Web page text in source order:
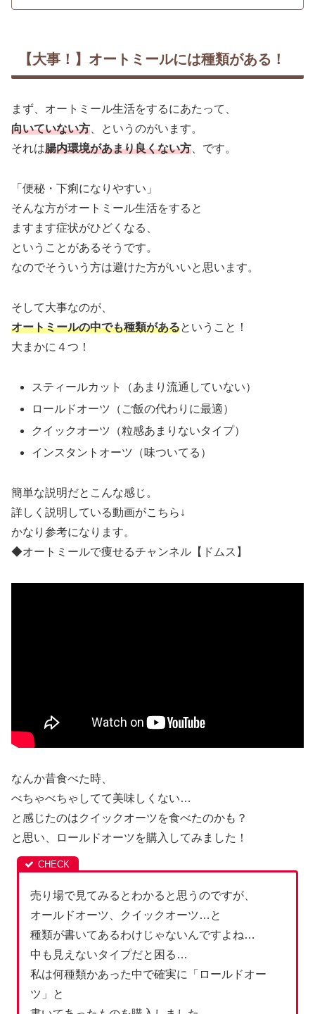
【大事！】オートミールには種類がある！
まず、オートミール生活をするにあたって、
向いていない方 、というのがいます。
それは腸内環境があまり良くない方 、です。
「便秘・下痢になりやすい」
そんな方がオートミール生活をすると
ますます症状がひどくなる、
ということがあるそうです。
なのでそういう方は避けた方がいいと思います。
そして大事なのが、
オートミールの中でも種類があるということ！
大まかに４つ！
スティールカット（あまり流通していない）
ロールドオーツ（ご飯の代わりに最適）
クイックオーツ（粒感あまりないタイプ）
インスタントオーツ（味ついてる）
簡単な説明だとこんな感じ。
詳しく説明している動画がこちら↓
かなり参考になります。
◆オートミールで痩せるチャンネル【ドムス】
なんか昔食べた時、
べちゃべちゃしてて美味しくない…
と感じたのはクイックオーツを食べたのかも？
と思い、ロールドオーツを購入してみました！
売り場で見てみるとわかると思うのですが、
オールドオーツ、クイックオーツ…と
種類が書いてあるわけじゃないんですよね…
中も見えないタイプだと困る…
私は何種類かあった中で確実に「ロールドオー
ツ」と